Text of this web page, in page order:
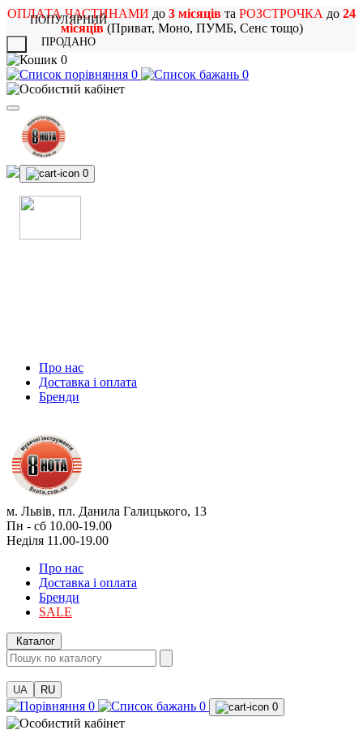
ОПЛАТА ЧАСТИНАМИ до 3 місяців та РОЗСТРОЧКА до 24
місяців(Приват, Моно, ПУМБ, Сенс тощо)
0
0
0
0
Про нас
Доставка і оплата
Бренди
м. Львів, пл. Данила Галицького, 13
Пн - сб 10.00-19.00
Неділя 11.00-19.00
Про нас
Доставка і оплата
Бренди
SALE
Каталог
UA RU
0 0 0
ПОПУЛЯРНИЙ
ПРОДАНО